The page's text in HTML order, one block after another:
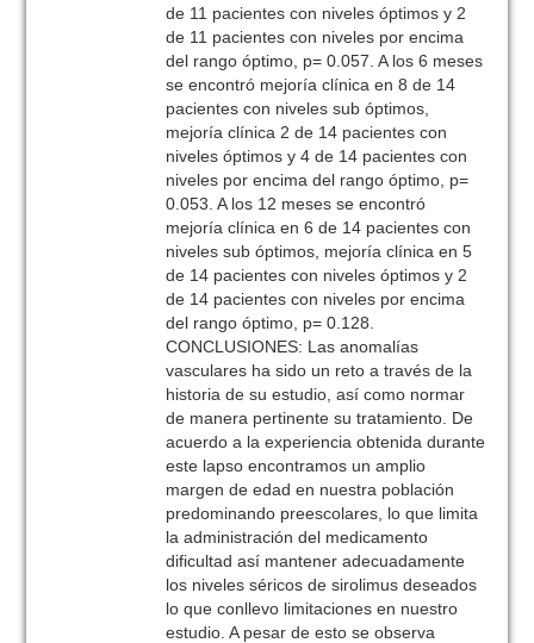
de 11 pacientes con niveles óptimos y 2
de 11 pacientes con niveles por encima
del rango óptimo, p= 0.057. A los 6 meses
se encontró mejoría clínica en 8 de 14
pacientes con niveles sub óptimos,
mejoría clínica 2 de 14 pacientes con
niveles óptimos y 4 de 14 pacientes con
niveles por encima del rango óptimo, p=
0.053. A los 12 meses se encontró
mejoría clínica en 6 de 14 pacientes con
niveles sub óptimos, mejoría clínica en 5
de 14 pacientes con niveles óptimos y 2
de 14 pacientes con niveles por encima
del rango óptimo, p= 0.128.
CONCLUSIONES: Las anomalías
vasculares ha sido un reto a través de la
historia de su estudio, así como normar
de manera pertinente su tratamiento. De
acuerdo a la experiencia obtenida durante
este lapso encontramos un amplio
margen de edad en nuestra población
predominando preescolares, lo que limita
la administración del medicamento
dificultad así mantener adecuadamente
los niveles séricos de sirolimus deseados
lo que conllevo limitaciones en nuestro
estudio. A pesar de esto se observa